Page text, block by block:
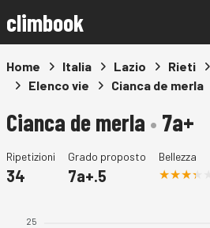
climbook
Home Italia Lazio Rieti
Elenco vie
Cianca de merla
Cianca de merla • 7a+
Ripetizioni
34
Grado proposto
7a+.5
Bellezza
25